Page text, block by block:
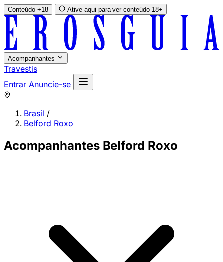
Conteúdo +18 Ative aqui para ver conteúdo 18+
Acompanhantes
Travestis
Entrar Anuncie-se
Brasil /
Belford Roxo
Acompanhantes Belford Roxo